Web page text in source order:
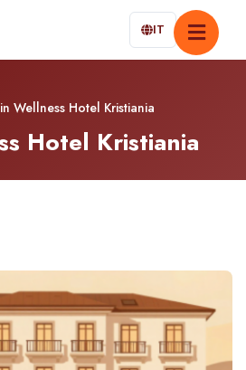
IT
Wellness Hotel Kristiania
Hotel Kristiania